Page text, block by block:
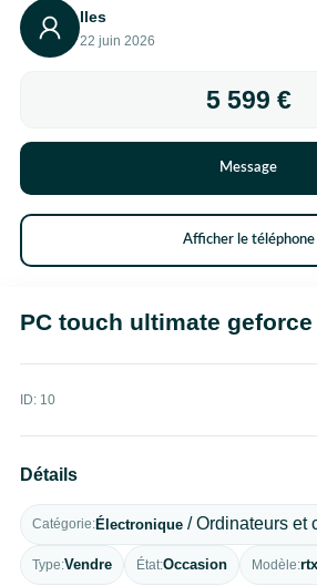
PC touch ultimate geforce
ID: 10
Détails
Catégorie Électronique / Ordinateurs et
Type Vendre État Occasion Modèle
Iles
22 juin 2026
5 599 €
Message
Afficher le téléphone